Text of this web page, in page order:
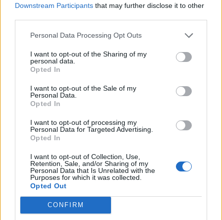
Downstream Participants that may further disclose it to other
Personal Data Processing Opt Outs
I want to opt-out of the Sharing of my
personal data.
Opted In
I want to opt-out of the Sale of my
Personal Data.
Opted In
I want to opt-out of processing my
Personal Data for Targeted Advertising.
Opted In
I want to opt-out of Collection, Use,
Retention, Sale, and/or Sharing of my
Personal Data that Is Unrelated with the
Purposes for which it was collected.
Opted Out
CONFIRM
Μουσική Βραδιά στο Μπαρσινίκο - Jazz
στο Βουνό, Μουσικές Κάτω από τα
Πλατάνια
10 Ιουλίου 2025 19:01